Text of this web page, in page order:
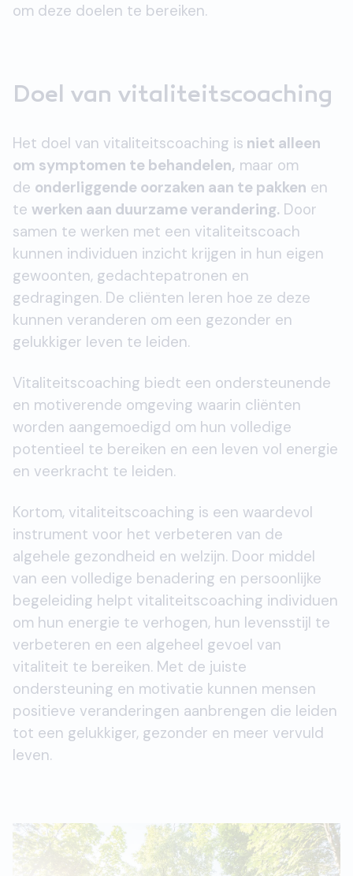
om deze doelen te bereiken.
Doel van vitaliteitscoaching
Het doel van vitaliteitscoaching is niet alleen
om symptomen te behandelen, maar om
de onderliggende oorzaken aan te pakken en
te werken aan duurzame verandering. Door
samen te werken met een vitaliteitscoach
kunnen individuen inzicht krijgen in hun eigen
gewoonten, gedachtepatronen en
gedragingen. De cliënten leren hoe ze deze
kunnen veranderen om een gezonder en
gelukkiger leven te leiden.
Vitaliteitscoaching biedt een ondersteunende
en motiverende omgeving waarin cliënten
worden aangemoedigd om hun volledige
potentieel te bereiken en een leven vol energie
en veerkracht te leiden.
Kortom, vitaliteitscoaching is een waardevol
instrument voor het verbeteren van de
algehele gezondheid en welzijn. Door middel
van een volledige benadering en persoonlijke
begeleiding helpt vitaliteitscoaching individuen
om hun energie te verhogen, hun levensstijl te
verbeteren en een algeheel gevoel van
vitaliteit te bereiken. Met de juiste
ondersteuning en motivatie kunnen mensen
positieve veranderingen aanbrengen die leiden
tot een gelukkiger, gezonder en meer vervuld
leven.